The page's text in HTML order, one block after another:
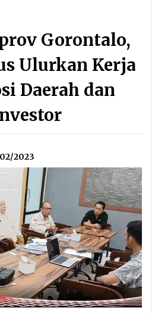
Gorontalo,
Ulurkan Kerja
Daerah dan
2023